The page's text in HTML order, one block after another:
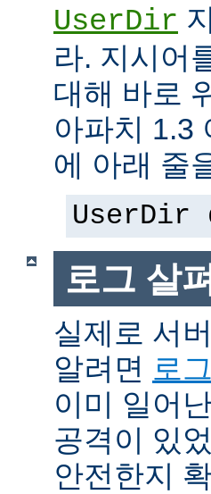
UserDir
라. 지시어
대해 바로
아파치 1.3
에 아래 줄
UserDir
로그 살
실제로 서
알려면 로
이미 일어
공격이 있
안전한지